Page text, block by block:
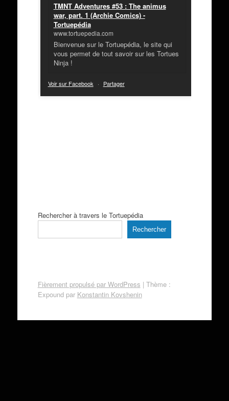
TMNT Adventures #53 : The animus
war, part. 1 (Archie Comics) -
Tortuepédia
www.tortuepedia.com
Bienvenue sur le Tortuepédia, le site qui
vous permet de tout savoir sur les Tortues
Ninja !
Voir sur Facebook · Partager
Rechercher à travers le Tortuepédia
Rechercher
Fièrement propulsé par WordPress | Thème :
Expound par Konstantin Kovshenin